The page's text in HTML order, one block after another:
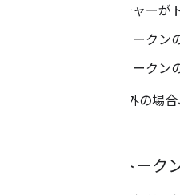
チャー
トーク
トーク
それ以外の場
認可トー